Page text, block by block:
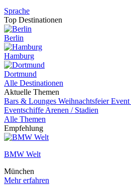
Sprache
Top Destinationen
Berlin
Hamburg
Dortmund
Alle Destinationen
Aktuelle Themen
Bars & Lounges WeihnachtsfeierEvent
Eventschiffe Arenen / Stadien
Alle Themen
Empfehlung
BMW Welt
München
Mehr erfahren